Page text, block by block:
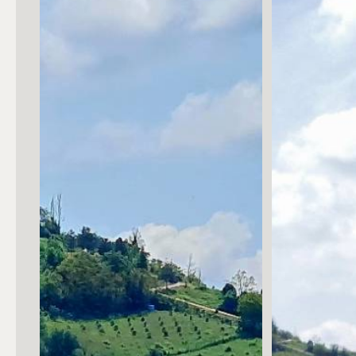
Nuova costruzione
Lusso